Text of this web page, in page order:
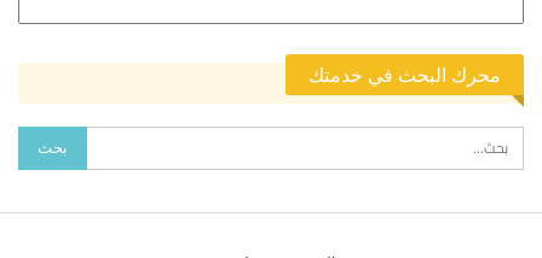
محرك البحث في خدمتك